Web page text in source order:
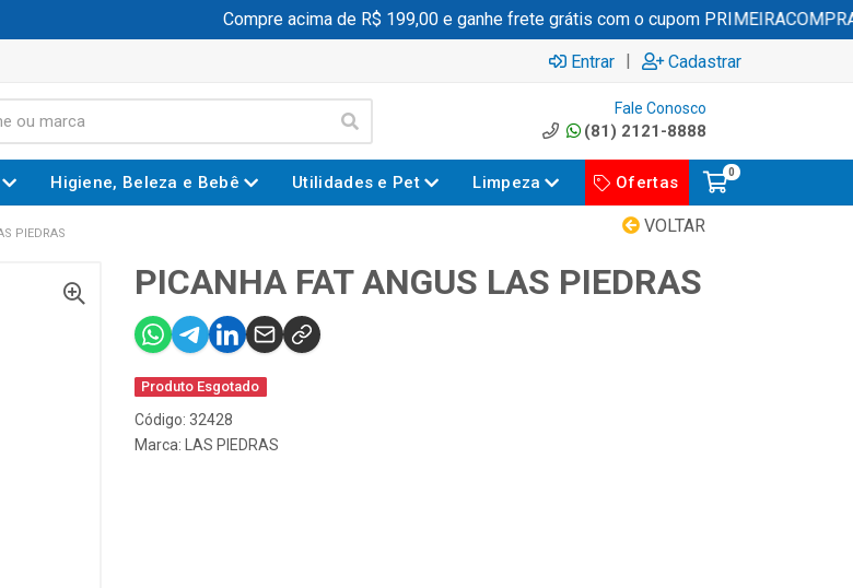
Compre acima de R$ 199,00 e ganhe frete grátis com o cupom PRIMEIRACOMPRA
Entrar | Cadastrar
Fale Conosco
(81) 2121-8888
Higiene, Beleza e Bebê Utilidades e Pet Limpeza Ofertas
0
VOLTAR
PIEDRAS
PICANHA FAT ANGUS LAS PIEDRAS
Produto Esgotado
Código: 32428
Marca:
LAS PIEDRAS